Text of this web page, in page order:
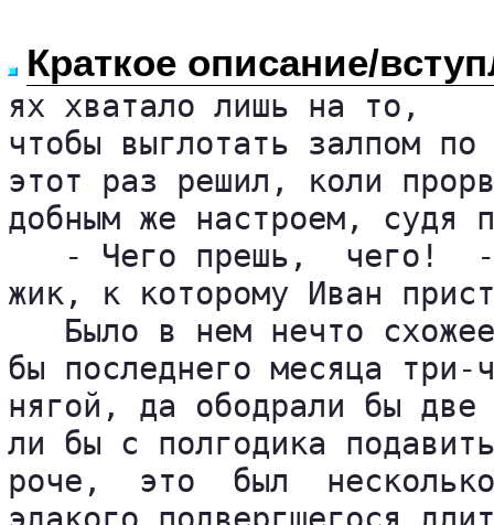
Краткое описание/
ях хватало лишь на то,
чтобы выглотать залпом
этот раз решил, коли
добным же настроем, судя
- Чего прешь,  чего!
жик, к которому Иван
Было в нем нечто
бы последнего месяца
нягой, да ободрали бы
ли бы с полгодика
роче,  это  был  несколько